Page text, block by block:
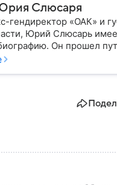
Слюсаря
гендиректор «ОАК» и
Юрий Слюсарь
Он прошел
до руководителя